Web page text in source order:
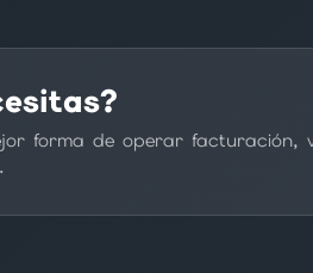
forma de operar facturación,